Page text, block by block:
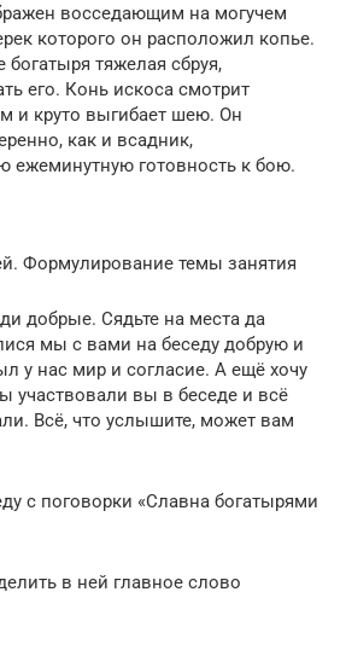
восседающим на могучем
которого он расположил копье.
тяжелая сбруя,
его. Конь искоса смотрит
и круто выгибает шею. Он
как и всадник,
ежеминутную готовность к бою.
Формулирование темы занятия
добрые. Сядьте на места да
мы с вами на беседу добрую и
у нас мир и согласие. А ещё хочу
участвовали вы в беседе и всё
Всё, что услышите, может вам
с поговорки «Славна богатырями
в ней главное слово